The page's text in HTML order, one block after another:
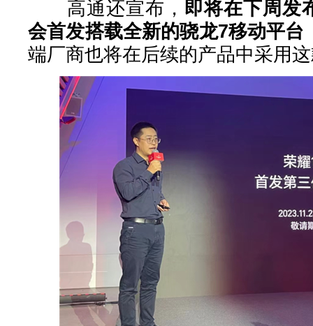
高通还宣布， 即将在下周发
会首发搭载全新的骁龙7移动平台
端厂商也将在后续的产品中采用